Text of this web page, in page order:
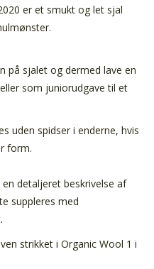
er et smukt og let sjal
på sjalet og dermed lave en
som juniorudgave til et
uden spidser i enderne, hvis
form.
detaljeret beskrivelse af
suppleres med
strikket i Organic Wool 1 i